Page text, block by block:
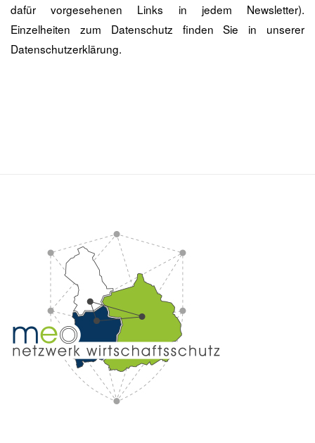
dafür vorgesehenen Links in jedem Newsletter).
Einzelheiten zum Datenschutz finden Sie in unserer
Datenschutzerklärung.